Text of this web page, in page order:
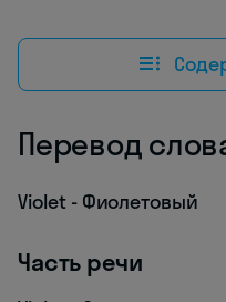
Перевод
Violet - Фиолетовый
Часть речи